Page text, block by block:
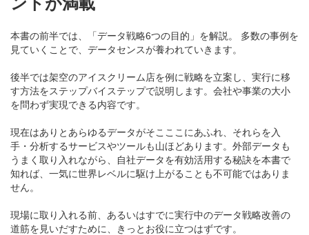
本書の前半では、「データ戦略6つの目的」を解説。 多数の事例を
見ていくことで、データセンスが養われていきます。
後半では架空のアイスクリーム店を例に戦略を立案し、実行に移
す方法をステップバイステップで説明します。会社や事業の大小
を問わず実現できる内容です。
現在はありとあらゆるデータがそこここにあふれ、それらを入
手・分析するサービスやツールも山ほどあります。外部データも
うまく取り入れながら、自社データを有効活用する秘訣を本書で
知れば、一気に世界レベルに駆け上がることも不可能ではありま
せん。
現場に取り入れる前、あるいはすでに実行中のデータ戦略改善の
道筋を見いだすために、きっとお役に立つはずです。